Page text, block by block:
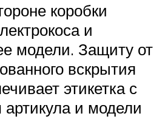
коробки
и
модели. Защиту от
вскрытия
этикетка с
и модели